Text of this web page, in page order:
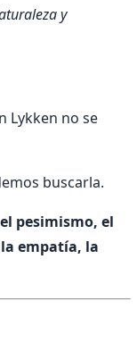
y
Lykken no se
buscarla.
pesimismo, el
empatía, la